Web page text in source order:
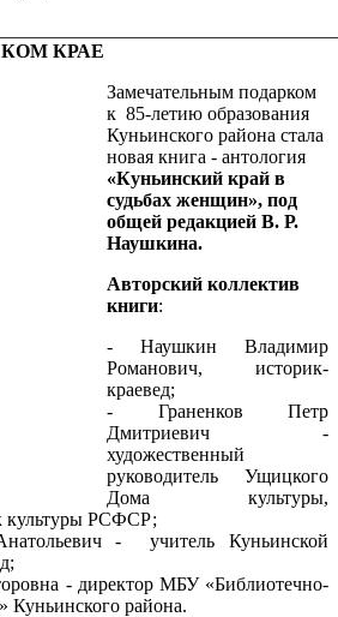
КРАЕ
Замечательным подарком
к 85-летию образования
Куньинского района стала
новая книга - антология
«Куньинский край в
судьбах женщин», под
общей редакцией В. Р.
Наушкина.
Авторский коллектив
книги:
- Наушкин Владимир
Романович, историк-
краевед;
- Граненков Петр
Дмитриевич -
художественный
руководитель Ущицкого
Дома культуры,
культуры РСФСР;
- учитель Куньинской
- директор МБУ «Библиотечно-
Куньинского района.